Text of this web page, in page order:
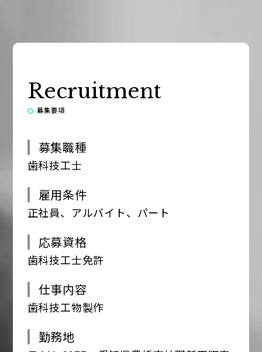
Recruitment
募集要項
募集職種
歯科技工士
雇用条件
正社員、アルバイト、パート
応募資格
歯科技工士免許
仕事内容
歯科技工物製作
勤務地